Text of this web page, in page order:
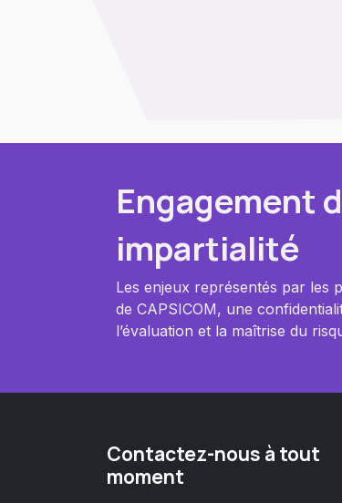
Engagement
impartialité
Les enjeux représentés par les
de CAPSICOM, une
l’évaluation et la maîtrise du
Contactez-nous à tout
moment